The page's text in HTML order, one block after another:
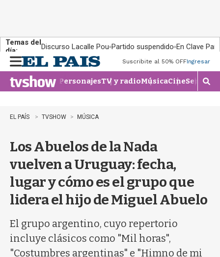
Temas del
día:
Discurso Lacalle Pou Partido suspendido En Clave País
n
u
Suscribite al 50% OFFIngresar
PersonajesTV y radioMúsicaCineSeries
M
o
e
EL PAÍS TVSHOW MÚSICA
Los Abuelos de la Nada
vuelven a Uruguay: fecha,
lugar y cómo es el grupo que
lidera el hijo de Miguel Abuelo
El grupo argentino, cuyo repertorio
incluye clásicos como "Mil horas",
"Costumbres argentinas" e "Himno de mi